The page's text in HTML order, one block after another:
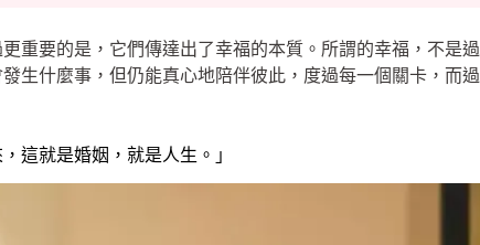
重要的是，它們傳達出了幸福的本質。所謂的幸福，不是過
生什麼事，但仍能真心地陪伴彼此，度過每一個關卡，而過
這就是婚姻，就是人生。」